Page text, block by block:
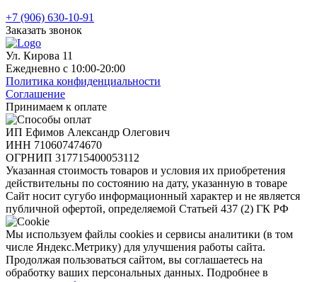
+7 (906) 630-10-91
Заказать звонок
Ул. Кирова 11
Ежедневно с 10:00-20:00
Политика конфиденциальности
Соглашение
Принимаем к оплате
ИП Ефимов Александр Олегович
ИНН 710607474670
ОГРНИП 317715400053112
Указанная стоимость товаров и условия их приобретения
действительны по состоянию на дату, указанную в товаре
Сайт носит сугубо информационный характер и не является
публичной офертой, определяемой Статьей 437 (2) ГК РФ
Мы используем файлы cookies и сервисы аналитики (в том
числе Яндекс.Метрику) для улучшения работы сайта.
Продолжая пользоваться сайтом, вы соглашаетесь на
обработку ваших персональных данных. Подробнее в